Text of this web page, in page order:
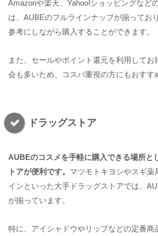
Amazonや楽天、Yahoo!ショッピングなど
は、AUBEのフルラインナップが揃ってお
参考にしながら購入することができます。
また、セールやポイント還元を利用してお
会も多いため、コスパ重視の方にもおすす
ドラッグストア
AUBEのコスメを手軽に購入できる場所と
トアが便利です。 マツモトキヨシやスギ薬
インといった大手ドラッグストアでは、
が揃っています。
特に、アイシャドウやリップなどの定番商